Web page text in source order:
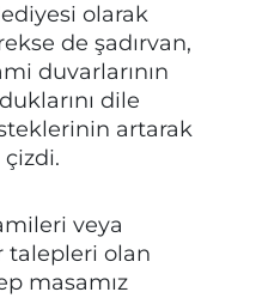
olarak
de şadırvan,
duvarlarının
dile
artarak
çizdi.
veya
talepleri olan
masamız